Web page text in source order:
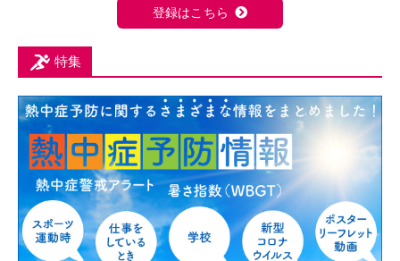
登録はこちら
特集